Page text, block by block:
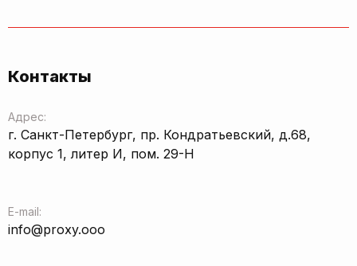
Контакты
Адрес:
г. Санкт-Петербург, пр. Кондратьевский, д.68,
корпус 1, литер И, пом. 29-Н
E-mail:
info@proxy.ooo